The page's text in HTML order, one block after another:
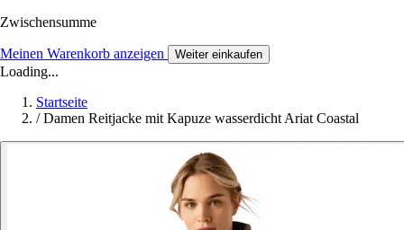
Zwischensumme
Meinen Warenkorb anzeigen Weiter einkaufen
Loading...
Startseite
/ Damen Reitjacke mit Kapuze wasserdicht Ariat Coastal